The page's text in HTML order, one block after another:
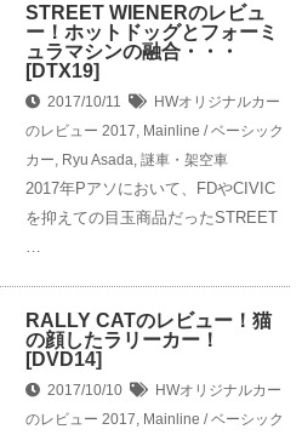
STREET WIENERのレビュ
ー！ホットドッグとフォーミ
ュラマシンの融合・・・
[DTX19]
2017/10/11
HWオリジナルカー
のレビュー 2017 Mainline / ベーシック
カー Ryu Asada 謎車・架空車
2017年Pアソにおいて、FDやCIVIC
を抑えての目玉商品だったSTREET
RALLY CATのレビュー！猫
の顔したラリーカー！
[DVD14]
2017/10/10
HWオリジナルカー
のレビュー 2017 Mainline / ベーシック